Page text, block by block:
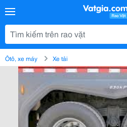
Ôtô, xe máy Xe tải